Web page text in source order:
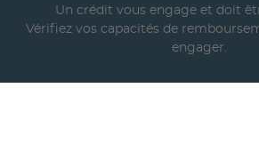
Un crédit vous engage et doit
Vérifiez vos capacités de
engager.